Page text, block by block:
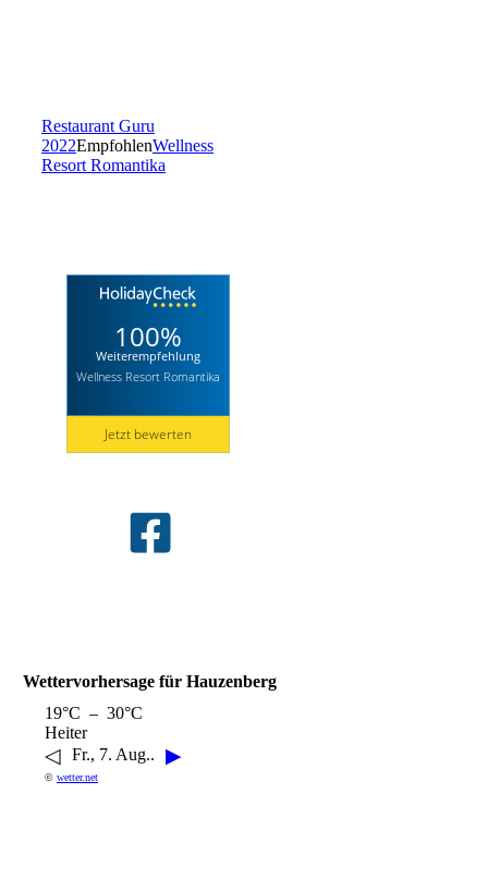
Wettervorhersage für Hauzenberg
19°C – 30°C
Heiter
◁ Fr., 7. Aug.. ▶
© wetter.net